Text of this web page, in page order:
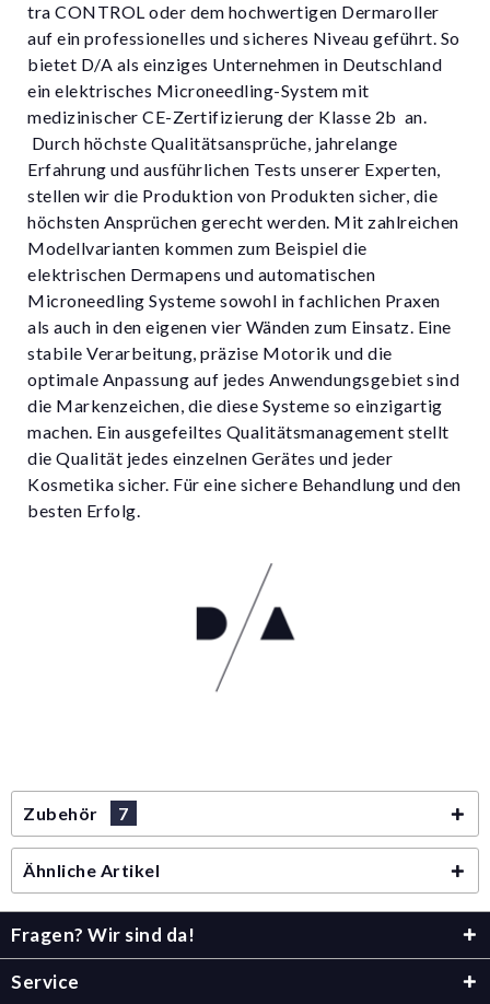
tra CONTROL oder dem hochwertigen Dermaroller
auf ein professionelles und sicheres Niveau geführt. So
bietet D/A als einziges Unternehmen in Deutschland
ein elektrisches Microneedling-System mit
medizinischer CE-Zertifizierung der Klasse 2b an.
Durch höchste Qualitätsansprüche, jahrelange
Erfahrung und ausführlichen Tests unserer Experten,
stellen wir die Produktion von Produkten sicher, die
höchsten Ansprüchen gerecht werden. Mit zahlreichen
Modellvarianten kommen zum Beispiel die
elektrischen Dermapens und automatischen
Microneedling Systeme sowohl in fachlichen Praxen
als auch in den eigenen vier Wänden zum Einsatz. Eine
stabile Verarbeitung, präzise Motorik und die
optimale Anpassung auf jedes Anwendungsgebiet sind
die Markenzeichen, die diese Systeme so einzigartig
machen. Ein ausgefeiltes Qualitätsmanagement stellt
die Qualität jedes einzelnen Gerätes und jeder
Kosmetika sicher. Für eine sichere Behandlung und den
besten Erfolg.
Zubehör 7
Ähnliche Artikel
Fragen? Wir sind da!
Service